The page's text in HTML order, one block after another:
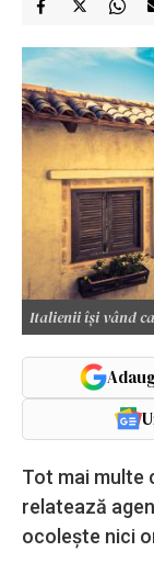
Italienii își vând
Tot mai multe
relatează
ocolește nici